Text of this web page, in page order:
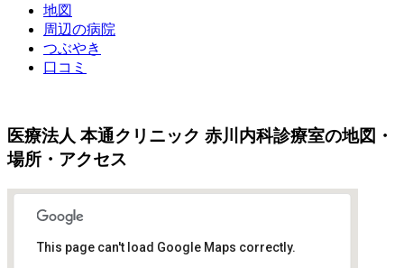
地図
周辺の病院
つぶやき
口コミ
医療法人 本通クリニック 赤川内科診療室の地図・
場所・アクセス
This page can't load Google Maps correctly.